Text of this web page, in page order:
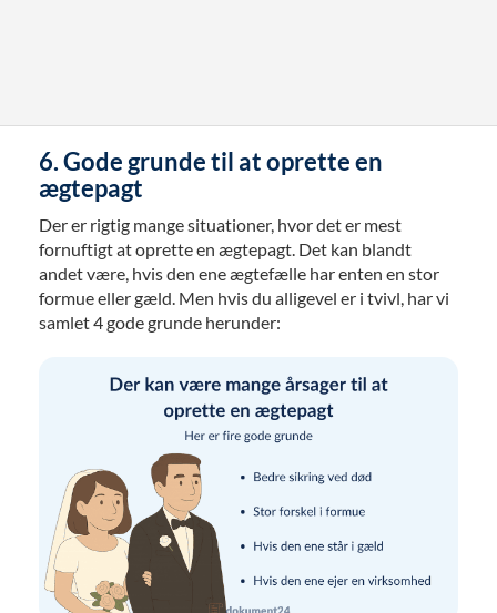
6. Gode grunde til at oprette en
ægtepagt
Der er rigtig mange situationer, hvor det er mest
fornuftigt at oprette en ægtepagt. Det kan blandt
andet være, hvis den ene ægtefælle har enten en stor
formue eller gæld. Men hvis du alligevel er i tvivl, har vi
samlet 4 gode grunde herunder: